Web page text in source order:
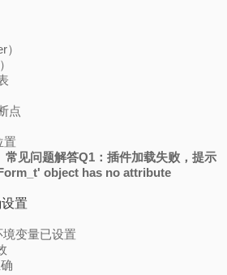
点
置
常见问题解答Q1：插件加载失败，提示
object has no attribute
置
变量已设置